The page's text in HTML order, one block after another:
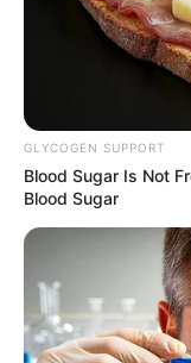
Εύβοια: Θλίψη
έφυγε από την
Ακολουθήστε
News
GLYCOGEN SUPPORT
Blood Sugar Is Not
Blood Sugar